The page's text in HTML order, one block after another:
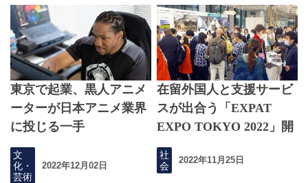
東京で起業、黒人アニメ
ーターが日本アニメ業界
に投じる一手
文
化・
芸術
2022年12月02日
在留外国人と支援サービ
スが出合う「EXPAT
EXPO TOKYO 2022」開
催
社
会
2022年11月25日